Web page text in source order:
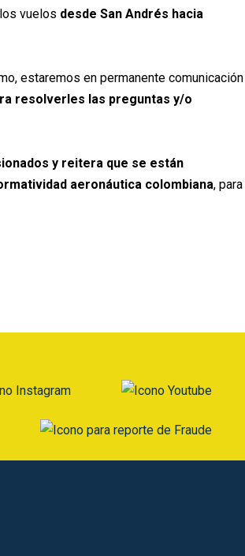
vuelos desde San Andrés hacia
estaremos en permanente comunicación
resolverles las preguntas y/o
y reitera que se están
aeronáutica colombiana, para